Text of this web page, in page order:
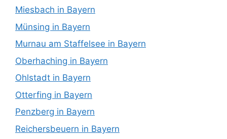
Miesbach in Bayern
Münsing in Bayern
Murnau am Staffelsee in Bayern
Oberhaching in Bayern
Ohlstadt in Bayern
Otterfing in Bayern
Penzberg in Bayern
Reichersbeuern in Bayern